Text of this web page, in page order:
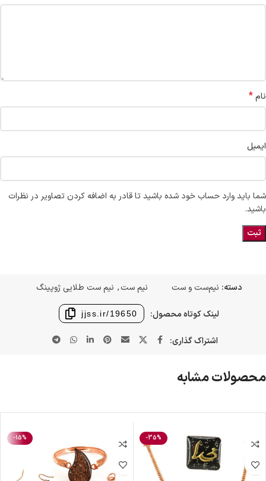
نام*
ایمیل
شما باید وارد حساب خود شده باشید تا قادر به اضافه کردن تصاویر در نظرات
باشید.
دسته: نیم‌ست و ست نیم ست, نیم ست طلایی ژوپینگ
لینک کوتاه محصول: jjss.ir/19650
اشتراک گذاری:
محصولات مشابه
-35%
-15%